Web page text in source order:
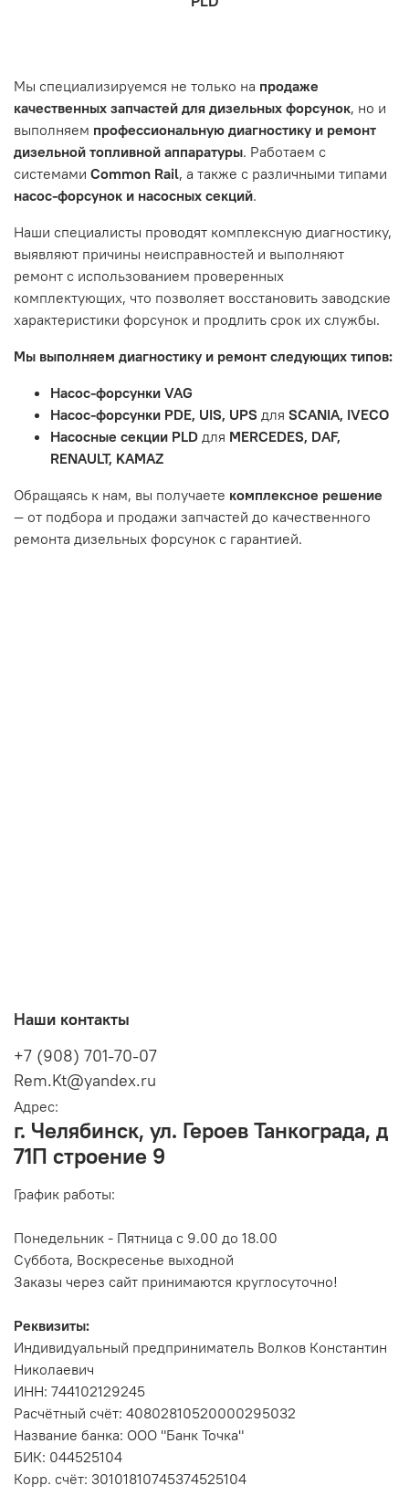
знакомы с основными правилами обслуживания и
неисправности, вызванные нарушением правил
обслуживания или эксплуатации автомобиля. Если у вас
возникнут проблемы с отремонтированной системой,
мы обязательно разберемся в ситуации и предложим
решение. Однако если проблема вызвана одним из
перечисленных выше факторов, мы не сможем
Гарантия не распространяется на следующие случаи:
Истек гарантийный срок.
Товар является расходным материалом, который
тормозные колодки, диски сцепления, свечи зажигания
Неисправности вызваны ДТП, неправильной установкой
или чрезмерным износом.
Неисправность топливной системы или системы
впуска/выпуска.
Мы специализируемся не только на продаже
качественных запчастей для дизельных форсунок, но и
выполняем профессиональную диагностику и ремонт
дизельной топливной аппаратуры. Работаем с
системами Common Rail, а также с различными типами
насос-форсунок и насосных секций.
Наши специалисты проводят комплексную диагностику,
выявляют причины неисправностей и выполняют
ремонт с использованием проверенных
комплектующих, что позволяет восстановить заводские
характеристики форсунок и продлить срок их службы.
Мы выполняем диагностику и ремонт следующих типов:
Насос-форсунки VAG
Насос-форсунки PDE, UIS, UPS для SCANIA, IVECO
Насосные секции PLD для MERCEDES, DAF,
RENAULT, KAMAZ
Обращаясь к нам, вы получаете комплексное решение
— от подбора и продажи запчастей до качественного
ремонта дизельных форсунок с гарантией.
Наши контакты
+7 (908) 701-70-07
Rem.Kt@yandex.ru
Адрес:
г. Челябинск, ул. Героев Танкограда, д
71П строение 9
График работы:
Понедельник - Пятница с 9.00 до 18.00
Суббота, Воскресенье выходной
Заказы через сайт принимаются круглосуточно!
Реквизиты:
Индивидуальный предприниматель Волков Константин
Николаевич
ИНН: 744102129245
Расчётный счёт: 40802810520000295032
Название банка: ООО "Банк Точка"
БИК: 044525104
Корр. счёт: 30101810745374525104